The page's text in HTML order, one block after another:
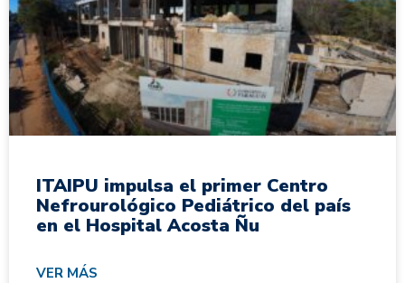
ITAIPU impulsa el primer Centro
Nefrourológico Pediátrico del país
en el Hospital Acosta Ñu
VER MÁS